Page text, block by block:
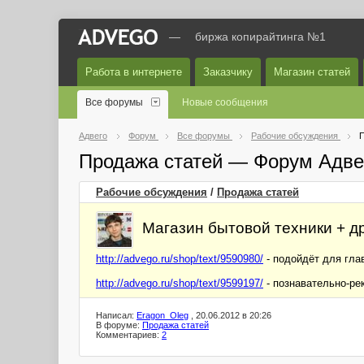
— биржа копирайтинга №1
Работа в интернете Заказчику Магазин статей
Все форумы Новые сообщения
Адвего Форум Все форумы Рабочие обсуждения
Продажа статей — Форум
Рабочие обсуждения / Продажа статей
Магазин бытовой техники +
http://advego.ru/shop/text/9590980/ - подойдёт для
http://advego.ru/shop/text/9599197/ - познавательно-
Написал: Eragon_Oleg , 20.06.2012 в 20:26
В форуме: Продажа статей
Комментариев: 2